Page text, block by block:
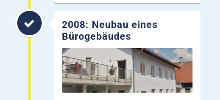
2008: Neubau eines
Bürogebäudes